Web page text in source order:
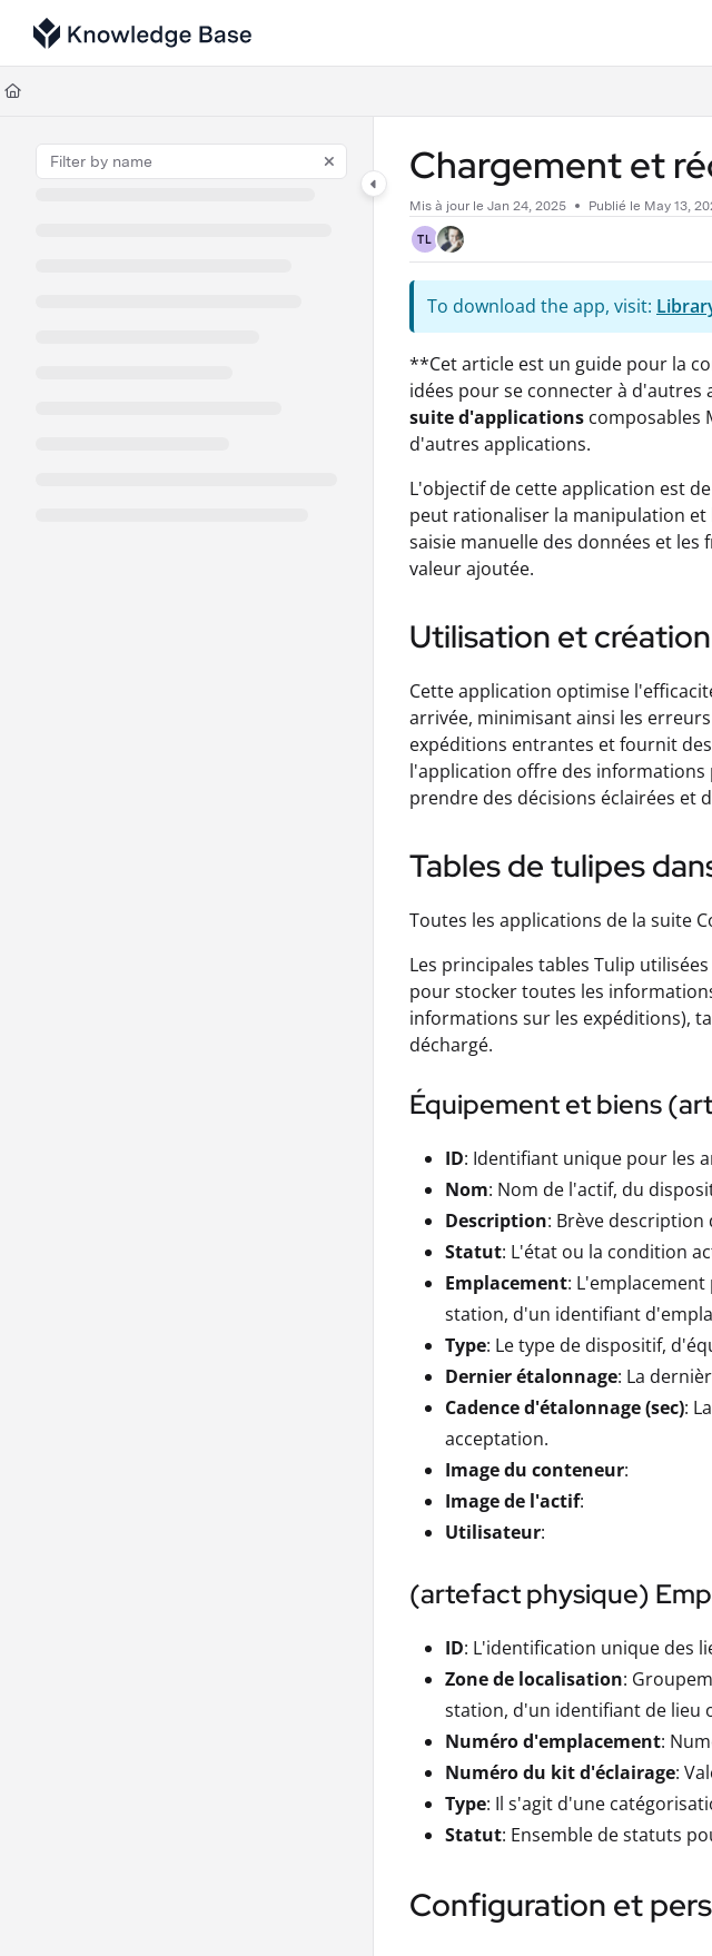
Documentation Index
Fetch the complete documentation index at:
Use this file to discover all available pages before exploring further.
Chargement et
Mis à jour le Jan 24, 2025 Publié le May 13,
TL
To download the app, visit:
**Cet article est un guide pour la
idées pour se connecter à
suite d'applications composables
d'autres applications.
L'objectif de cette application est
peut rationaliser la manipulation
saisie manuelle des données et
valeur ajoutée.
Utilisation et
Cette application optimise
arrivée, minimisant ainsi les
expéditions entrantes et fournit
l'application offre des informations
prendre des décisions éclairées et
Tables de tulipes
Toutes les applications de la suite
Les principales tables Tulip
pour stocker toutes les
informations sur les expéditions),
déchargé.
Équipement et biens
ID: Identifiant unique pour les
Nom: Nom de l'actif, du
Description: Brève
Statut: L'état ou la condition
Emplacement:
station, d'un identifiant
Type: Le type de dispositif,
Dernier étalonnage: La
Cadence d'étalonnage (sec):
acceptation.
Image du conteneur:
Image de l'actif:
Utilisateur:
(artefact physique)
ID: L'identification unique des
Zone de localisation:
station, d'un identifiant de lieu
Numéro d'emplacement:
Numéro du kit d'éclairage:
Type: Il s'agit d'une
Statut: Ensemble de statuts
Configuration et